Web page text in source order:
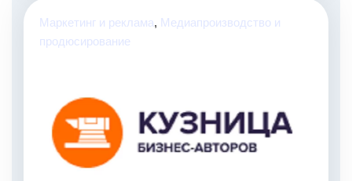
Маркетинг и реклама, Медиапроизводство и
продюсирование